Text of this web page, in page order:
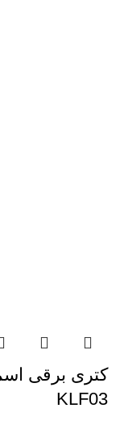
کتری برقی
KLF03